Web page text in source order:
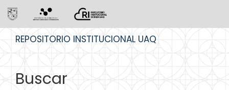
REPOSITORIO INSTITUCIONAL UAQ
Buscar